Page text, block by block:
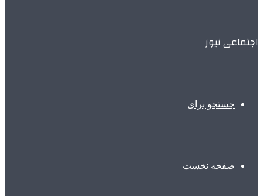
اجتماعی نیوز
جستجو برای
صفحه نخست